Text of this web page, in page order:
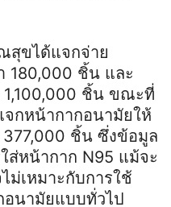
สุขได้แจกจ่าย
180,000 ชิ้น และ
1,100,000 ชิ้น ขณะที่
กหน้ากากอนามัยให้
377,000 ชิ้น ซึ่งข้อมูล
ส่หน้ากาก N95 แม้จะ
ม่เหมาะกับการใช้
อนามัยแบบทั่วไป